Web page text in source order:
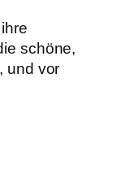
schöne,
und vor